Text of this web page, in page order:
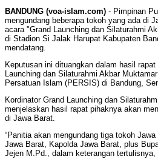
BANDUNG (voa-islam.com) - Pimpinan
mengundang beberapa tokoh yang ada di
acara "Grand Launching dan Silaturahmi
di Stadion Si Jalak Harupat Kabupaten
mendatang.
Keputusan ini dituangkan dalam hasil
Launching dan Silaturahmi Akbar
Persatuan Islam (PERSIS) di Bandung,
Kordinator Grand Launching dan
menjelaskan hasil rapat pihaknya akan
di Jawa Barat.
“Panitia akan mengundang tiga tokoh
Jawa Barat, Kapolda Jawa Barat, plus
Jejen M.Pd., dalam keterangan tertulisnya,